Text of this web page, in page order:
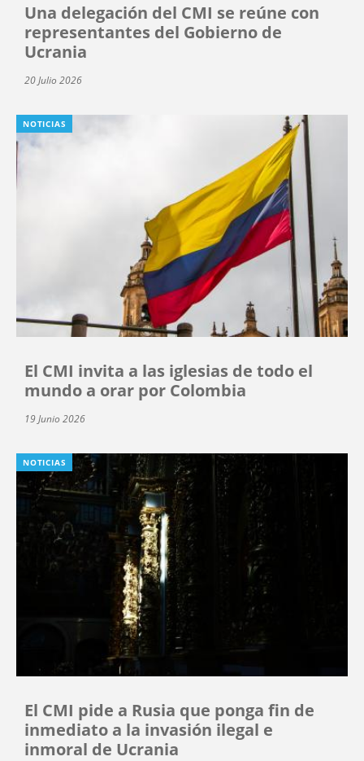
Una delegación del CMI se reúne con
representantes del Gobierno de
Ucrania
20 Julio 2026
NOTICIAS
El CMI invita a las iglesias de todo el
mundo a orar por Colombia
19 Junio 2026
NOTICIAS
El CMI pide a Rusia que ponga fin de
inmediato a la invasión ilegal e
inmoral de Ucrania